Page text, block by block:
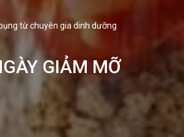
từ chuyên gia dinh dưỡng
GIẢM MỠ